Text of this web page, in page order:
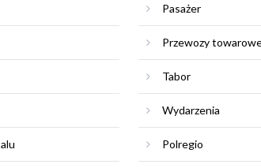
Pasażer
Przewozy
Tabor
Wydarzenia
Polregio